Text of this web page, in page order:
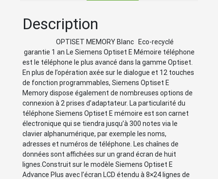
Description
OPTISET MEMORY Blanc Eco-recyclé
garantie 1 an Le Siemens Optiset E Mémoire téléphone
est le téléphone le plus avancé dans la gamme Optiset.
En plus de l’opération axée sur le dialogue et 12 touches
de fonction programmables, Siemens Optiset E
Memory dispose également de nombreuses options de
connexion à 2 prises d’adaptateur. La particularité du
téléphone Siemens Optiset E mémoire est son carnet
électronique qui se tiendra jusqu’à 300 notes via le
clavier alphanumérique, par exemple les noms,
adresses et numéros de téléphone. Les chaînes de
données sont affichées sur un grand écran de huit
lignes.Construit sur le modèle Siemens Optiset E
Advance Plus avec l’écran LCD étendu à 8×24 lignes de